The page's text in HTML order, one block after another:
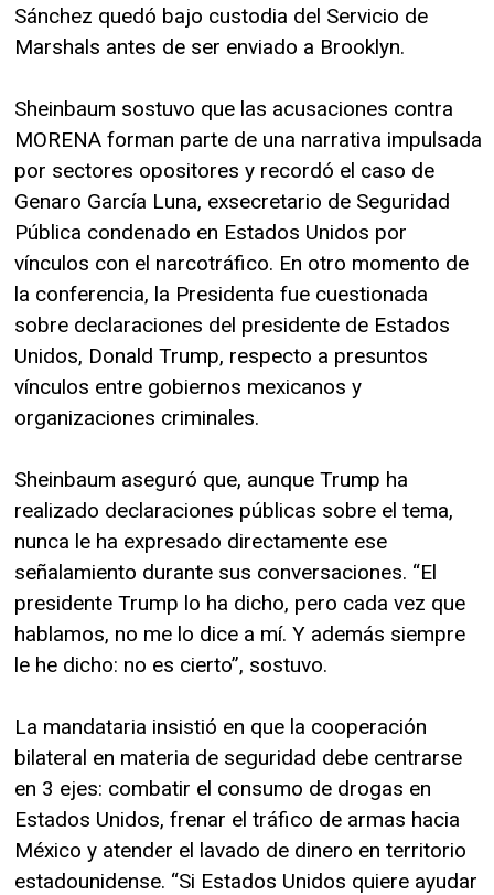
Sánchez quedó bajo custodia del Servicio de
Marshals antes de ser enviado a Brooklyn.
Sheinbaum sostuvo que las acusaciones contra
MORENA forman parte de una narrativa impulsada
por sectores opositores y recordó el caso de
Genaro García Luna, exsecretario de Seguridad
Pública condenado en Estados Unidos por
vínculos con el narcotráfico. En otro momento de
la conferencia, la Presidenta fue cuestionada
sobre declaraciones del presidente de Estados
Unidos, Donald Trump, respecto a presuntos
vínculos entre gobiernos mexicanos y
organizaciones criminales.
Sheinbaum aseguró que, aunque Trump ha
realizado declaraciones públicas sobre el tema,
nunca le ha expresado directamente ese
señalamiento durante sus conversaciones. “El
presidente Trump lo ha dicho, pero cada vez que
hablamos, no me lo dice a mí. Y además siempre
le he dicho: no es cierto”, sostuvo.
La mandataria insistió en que la cooperación
bilateral en materia de seguridad debe centrarse
en 3 ejes: combatir el consumo de drogas en
Estados Unidos, frenar el tráfico de armas hacia
México y atender el lavado de dinero en territorio
estadounidense. “Si Estados Unidos quiere ayudar